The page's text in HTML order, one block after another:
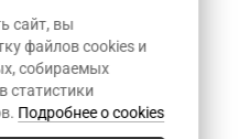
сайт, вы
файлов cookies и
собираемых
статистики
Подробнее о cookies